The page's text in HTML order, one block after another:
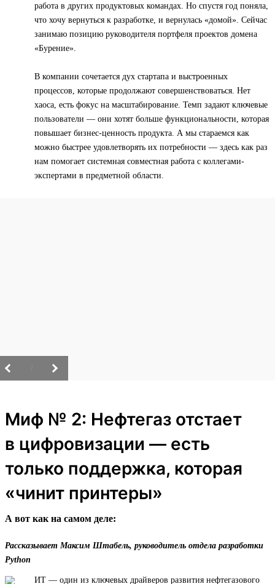
работа в других продуктовых командах. Но спустя год поняла,
что хочу вернуться к разработке, и вернулась «домой». Сейчас
занимаю позицию руководителя портфеля проектов домена
«Бурение».
В компании сочетается дух стартапа и выстроенных
процессов, которые продолжают совершенствоваться. Нет
хаоса, есть фокус на масштабирование. Темп задают ключевые
пользователи — они хотят больше функциональности, которая
повышает бизнес-ценность продукта. А мы стараемся как
можно быстрее удовлетворять их потребности — здесь как раз
нам помогает системная совместная работа с коллегами-
экспертами в предметной области.
Миф № 2: Нефтегаз отстает
в цифровизации — есть
только поддержка, которая
«чинит принтеры»
А вот как на самом деле:
Рассказывает Максим Штабель, руководитель отдела разработки
Python
ИТ — один из ключевых драйверов развития нефтегазового